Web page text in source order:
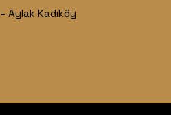
- Aylak Kadıköy